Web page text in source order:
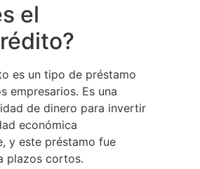
el
es un tipo de préstamo
empresarios. Es una
de dinero para invertir
económica
y este préstamo fue
plazos cortos.